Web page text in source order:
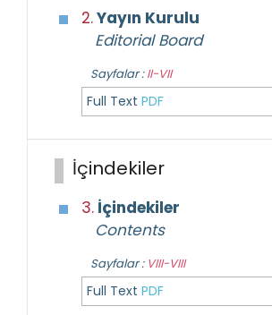
2.Yayın Kurulu
Editorial Board
Sayfalar :II-VII
Full Text PDF
İçindekiler
3. İçindekiler
Contents
Sayfalar : VIII-VIII
Full Text PDF